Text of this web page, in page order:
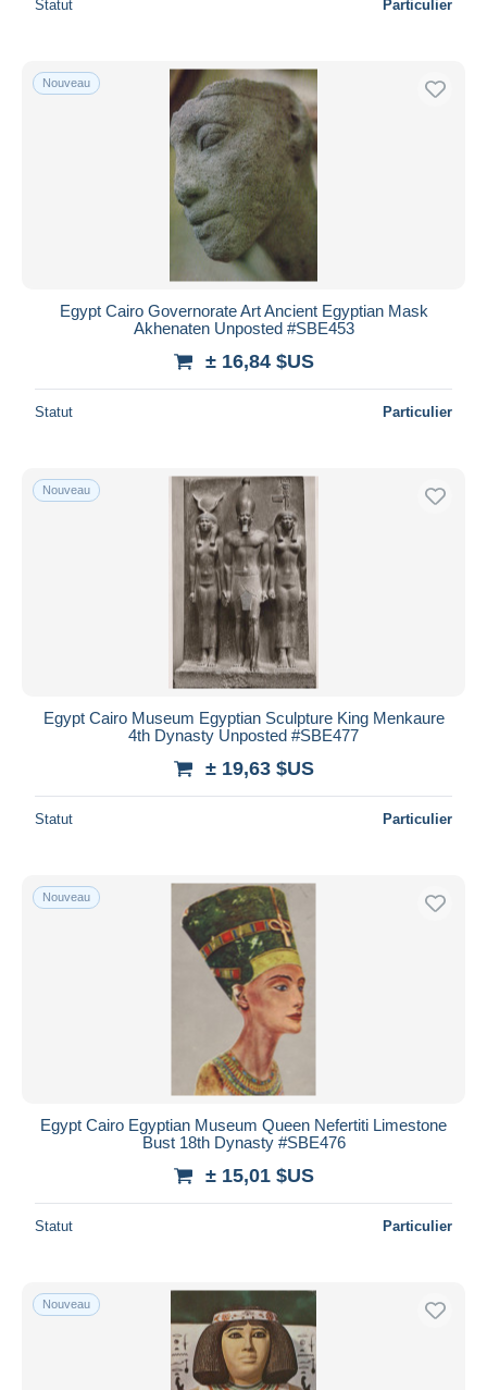
Statut Particulier
Nouveau
Egypt Cairo Governorate Art Ancient Egyptian Mask
Akhenaten Unposted #SBE453
± 16,84 $US
Statut Particulier
Nouveau
Egypt Cairo Museum Egyptian Sculpture King Menkaure
4th Dynasty Unposted #SBE477
± 19,63 $US
Statut Particulier
Nouveau
Egypt Cairo Egyptian Museum Queen Nefertiti Limestone
Bust 18th Dynasty #SBE476
± 15,01 $US
Statut Particulier
Nouveau